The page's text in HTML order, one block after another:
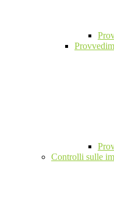
Controlli sulle